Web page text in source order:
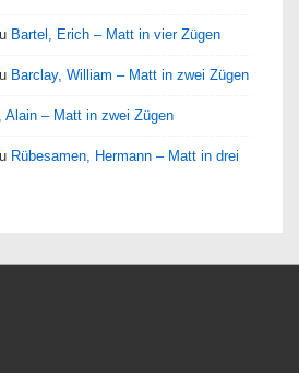
Bartel, Erich – Matt in vier Zügen
Barclay, William – Matt in zwei Zügen
Alain – Matt in zwei Zügen
Rübesamen, Hermann – Matt in drei